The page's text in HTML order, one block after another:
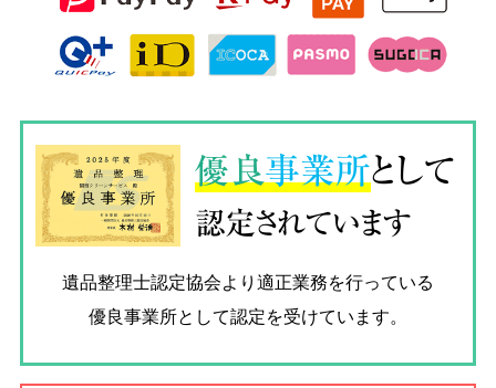
優良事業所として
認定されています
遺品整理士認定協会より適正業務を行っている
優良事業所として認定を受けています。